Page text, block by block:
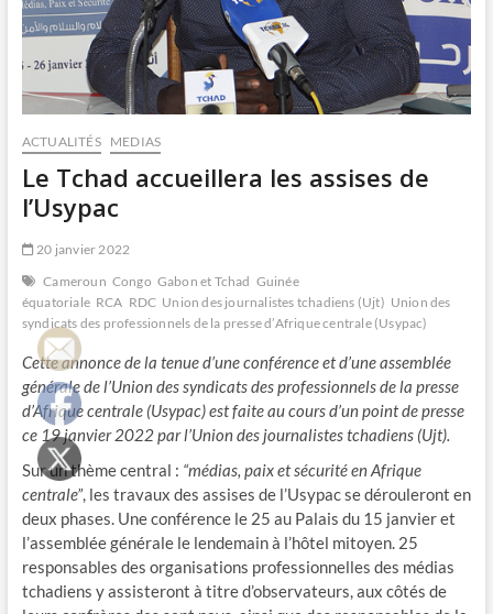
ACTUALITÉS MEDIAS
Le Tchad accueillera les assises de
l’Usypac
20 janvier 2022
Cameroun Congo Gabon et Tchad Guinée
équatoriale RCA RDC Union des journalistes tchadiens (Ujt) Union des
syndicats des professionnels de la presse d’Afrique centrale (Usypac)
Cette annonce de la tenue d’une conférence etd’une assemblée
générale del’Union des syndicats des professionnels de la presse
d’Afrique centrale (Usypac) estfaite au cours d’un point de presse
ce 19 janvier 2022 par l’Union des journalistes tchadiens (Ujt).
Sur un thème central : “médias, paix et sécurité en Afrique
centrale”, les travaux des assises de l’Usypac se dérouleront en
deux phases. Une conférence le 25 au Palais du 15 janvier et
l’assemblée générale le lendemain à l’hôtel mitoyen. 25
responsables des organisations professionnelles des médias
tchadiens y assisteront à titre d’observateurs, aux côtés de